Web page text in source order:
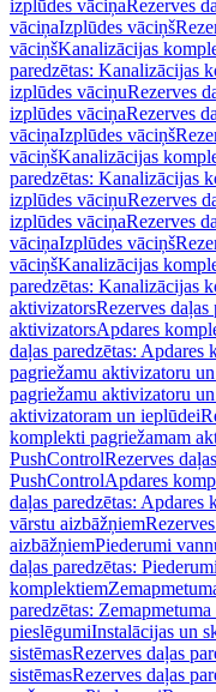
izplūdes vāciņaRezerves
vāciņaIzplūdes vāciņš
vāciņšKanalizācijas
paredzētas: Kanalizācijas
izplūdes vāciņuRezerves
izplūdes vāciņaRezerves
vāciņaIzplūdes vāciņš
vāciņšKanalizācijas
paredzētas: Kanalizācijas
izplūdes vāciņuRezerves
izplūdes vāciņaRezerves
vāciņaIzplūdes vāciņš
vāciņšKanalizācijas
paredzētas: Kanalizācijas
aktivizatorsRezerves daļas
aktivizatorsApdares
daļas paredzētas:
pagriežamu aktivizatoru
pagriežamu aktivizatoru
aktivizatoram un ieplūdei
komplekti pagriežamam
PushControlRezerves
PushControlApdares
daļas paredzētas:
vārstu aizbāžņiem
aizbāžņiemPiederumi
daļas paredzētas:
komplektiem
paredzētas:
pieslēgumiInstalācijas un
sistēmasRezerves daļas
sistēmasRezerves daļas